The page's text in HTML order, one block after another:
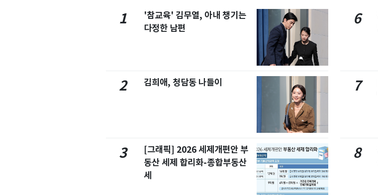
1
'참교육' 김무열, 아내 챙기는
다정한 남편
2 김희애, 청담동 나들이
3
[그래픽] 2026 세제개편안 부
동산 세제 합리화-종합부동산
세
6
7
8